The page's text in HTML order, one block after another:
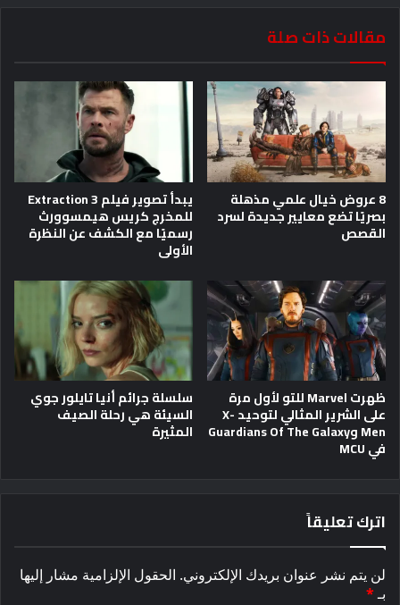
مقالات ذات صلة
8 عروض خيال علمي مذهلة
بصريًا تضع معايير جديدة لسرد
القصص
يبدأ تصوير فيلم Extraction 3
للمخرج كريس هيمسوورث
رسميًا مع الكشف عن النظرة
الأولى
ظهرت Marvel للتو لأول مرة
على الشرير المثالي لتوحيد X-
Men وGuardians Of The Galaxy
في MCU
سلسلة جرائم أنيا تايلور جوي
السيئة هي رحلة الصيف
المثيرة
اترك تعليقاً
لن يتم نشر عنوان بريدك الإلكتروني. الحقول الإلزامية مشار إليها
بـ*